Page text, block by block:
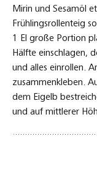
Mirin und Sesamöl
Frühlingsrollenteig
1 El große Portion
Hälfte einschlagen,
und alles einrollen.
zusammenkleben.
dem Eigelb
und auf mittlerer